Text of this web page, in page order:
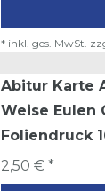
* inkl. ges. MwSt.
Abitur Karte
Weise Eulen
Foliendruck
2,50 € *